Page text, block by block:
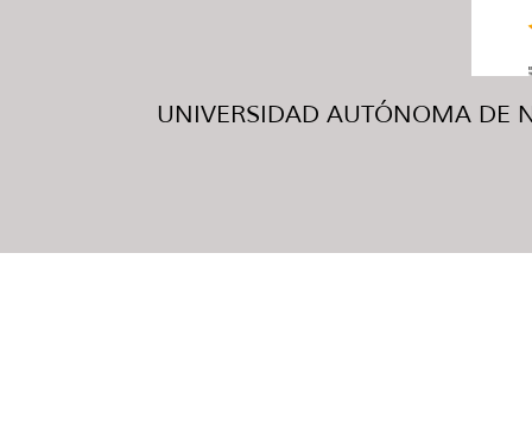
UNIVERSIDAD AUTÓNOMA DE